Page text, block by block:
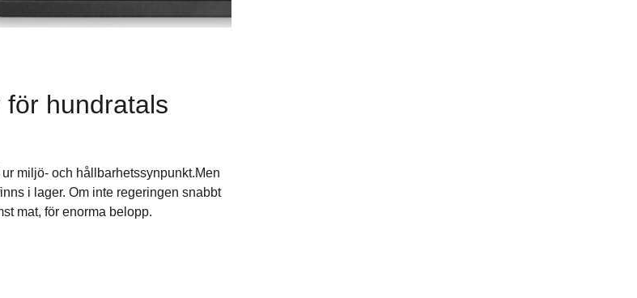
hundratals
miljö- och hållbarhetssynpunkt.Men
i lager. Om inte regeringen snabbt
mat, för enorma belopp.